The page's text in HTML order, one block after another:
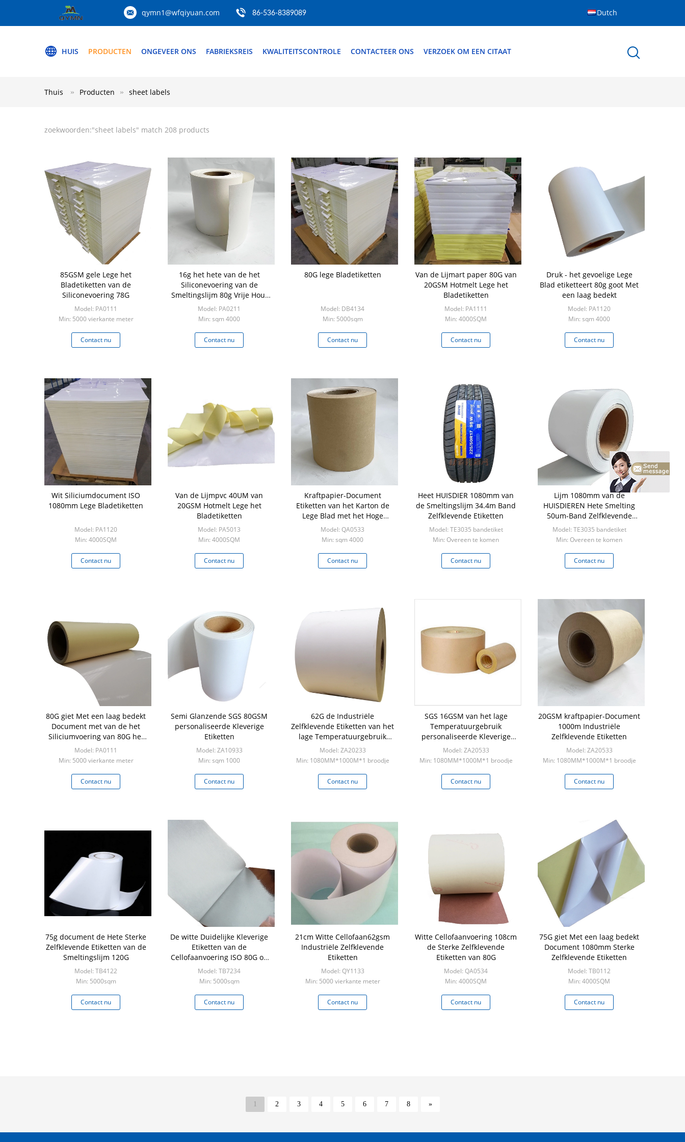
qymn1@wfqiyuan.com 86-536-8389089 Dutch
HUIS PRODUCTEN ONGEVEER ONS FABRIEKSREIS KWALITEITSCONTROLE CONTACTEER ONS VERZOEK OM EEN CITAAT
Thuis Producten sheet labels
zoekwoorden:"sheet labels" match 208 products
85GSM gele Lege het
Bladetiketten van de
Siliconevoering 78G
Model: PA0111
Min: 5000 vierkante meter
Contact nu
16g het hete van de het
Siliconevoering van de
Smeltingslijm 80g Vrije Hout
van het Bladetiketten Lege
Model: PA0211
Min: sqm 4000
Contact nu
80G lege Bladetiketten
Model: DB4134
Min: 5000sqm
Contact nu
Van de Lijmart paper 80G van
20GSM Hotmelt Lege het
Bladetiketten
Model: PA1111
Min: 4000SQM
Contact nu
Druk - het gevoelige Lege
Blad etiketteert 80g goot Met
een laag bedekt
Model: PA1120
Min: sqm 4000
Contact nu
Wit Siliciumdocument ISO
1080mm Lege Bladetiketten
Model: PA1120
Min: 4000SQM
Contact nu
Van de Lijmpvc 40UM van
20GSM Hotmelt Lege het
Bladetiketten
Model: PA5013
Min: 4000SQM
Contact nu
Kraftpapier-Document
Etiketten van het Karton de
Lege Blad met het Hoge
document van het
Adhesie60g witte cellofaan
Model: QA0533
Min: sqm 4000
Contact nu
Heet HUISDIER 1080mm van
de Smeltingslijm 34.4m Band
Zelfklevende Etiketten
Model: TE3035 bandetiket
Min: Overeen te komen
Contact nu
Lijm 1080mm van de
HUISDIEREN Hete Smelting
50um-Band Zelfklevende
Etiketten
Model: TE3035 bandetiket
Min: Overeen te komen
Contact nu
80G giet Met een laag bedekt
Document met van de het
Siliciumvoering van 80G het
Gele van de de Smeltingslijm
Hete Normale Etiket
Model: PA0111
Min: 5000 vierkante meter
Contact nu
Semi Glanzende SGS 80GSM
personaliseerde Kleverige
Etiketten
Model: ZA10933
Min: sqm 1000
Contact nu
62G de Industriële
Zelfklevende Etiketten van het
lage Temperatuurgebruik
21N
Model: ZA20233
Min: 1080MM*1000M*1 broodje
Contact nu
SGS 16GSM van het lage
Temperatuurgebruik
personaliseerde Kleverige
Etiketten
Model: ZA20533
Min: 1080MM*1000M*1 broodje
Contact nu
20GSM kraftpapier-Document
1000m Industriële
Zelfklevende Etiketten
Model: ZA20533
Min: 1080MM*1000M*1 broodje
Contact nu
75g document de Hete Sterke
Zelfklevende Etiketten van de
Smeltingslijm 120G
Model: TB4122
Min: 5000sqm
Contact nu
De witte Duidelijke Kleverige
Etiketten van de
Cellofaanvoering ISO 80G op
een Broodje
Model: TB7234
Min: 5000sqm
Contact nu
21cm Witte Cellofaan62gsm
Industriële Zelfklevende
Etiketten
Model: QY1133
Min: 5000 vierkante meter
Contact nu
Witte Cellofaanvoering 108cm
de Sterke Zelfklevende
Etiketten van 80G
Model: QA0534
Min: 4000SQM
Contact nu
75G giet Met een laag bedekt
Document 1080mm Sterke
Zelfklevende Etiketten
Model: TB0112
Min: 4000SQM
Contact nu
1 2 3 4 5 6 7 8 »